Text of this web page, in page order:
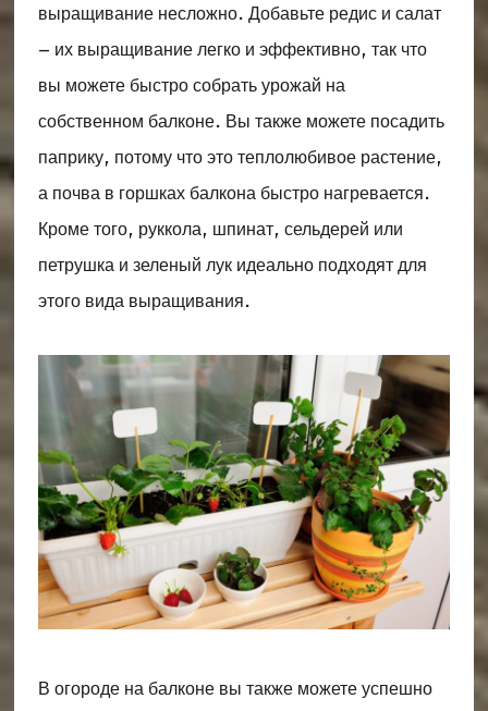
выращивание несложно. Добавьте редис и салат
– их выращивание легко и эффективно, так что
вы можете быстро собрать урожай на
собственном балконе. Вы также можете посадить
паприку, потому что это теплолюбивое растение,
а почва в горшках балкона быстро нагревается.
Кроме того, руккола, шпинат, сельдерей или
петрушка и зеленый лук идеально подходят для
этого вида выращивания.
В огороде на балконе вы также можете успешно